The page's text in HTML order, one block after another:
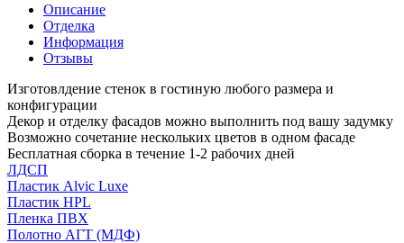
Описание
Отделка
Информация
Отзывы
Изготовлдение стенок в гостиную любого размера и
конфигурации
Декор и отделку фасадов можно выполнить под вашу задумку
Возможно сочетание нескольких цветов в одном фасаде
Бесплатная сборка в течение 1-2 рабочих дней
ЛДСП
Пластик Alvic Luxe
Пластик HPL
Пленка ПВХ
Полотно АГТ (МДФ)